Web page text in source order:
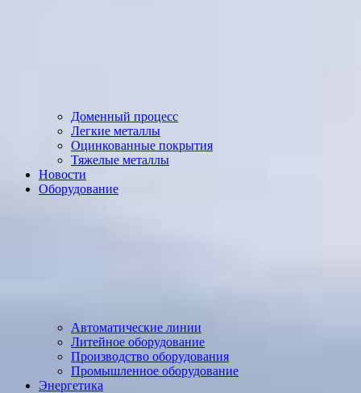
Доменный процесс
Легкие металлы
Оцинкованные покрытия
Тяжелые металлы
Новости
Оборудование
Автоматические линии
Литейное оборудование
Производство оборудования
Промышленное оборудование
Энергетика